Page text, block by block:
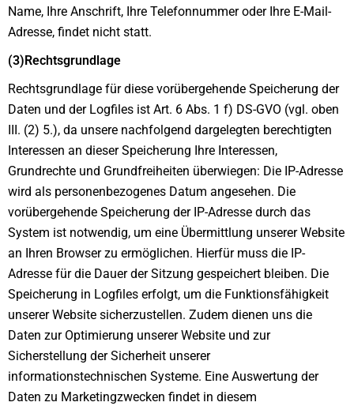
Name, Ihre Anschrift, Ihre Telefonnummer oder Ihre E-Mail-
Adresse, findet nicht statt.
(3)Rechtsgrundlage
Rechtsgrundlage für diese vorübergehende Speicherung der
Daten und der Logfiles ist Art. 6 Abs. 1 f) DS-GVO (vgl. oben
III. (2) 5.), da unsere nachfolgend dargelegten berechtigten
Interessen an dieser Speicherung Ihre Interessen,
Grundrechte und Grundfreiheiten überwiegen: Die IP-Adresse
wird als personenbezogenes Datum angesehen. Die
vorübergehende Speicherung der IP-Adresse durch das
System ist notwendig, um eine Übermittlung unserer Website
an Ihren Browser zu ermöglichen. Hierfür muss die IP-
Adresse für die Dauer der Sitzung gespeichert bleiben. Die
Speicherung in Logfiles erfolgt, um die Funktionsfähigkeit
unserer Website sicherzustellen. Zudem dienen uns die
Daten zur Optimierung unserer Website und zur
Sicherstellung der Sicherheit unserer
informationstechnischen Systeme. Eine Auswertung der
Daten zu Marketingzwecken findet in diesem